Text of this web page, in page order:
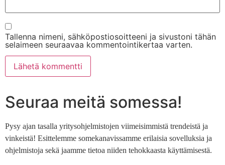
Tallenna nimeni, sähköpostiosoitteeni ja sivustoni tähän
selaimeen seuraavaa kommentointikertaa varten.
Seuraa meitä somessa!
Pysy ajan tasalla yritysohjelmistojen viimeisimmistä trendeistä ja
vinkeistä! Esittelemme somekanavissamme erilaisia sovelluksia ja
ohjelmistoja sekä jaamme tietoa niiden tehokkaasta käyttämisestä.